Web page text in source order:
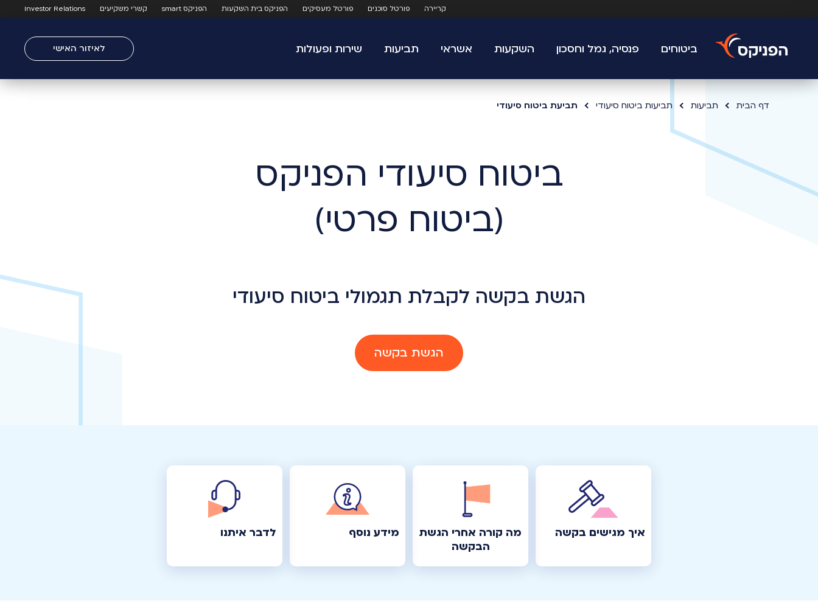
קריירה פורטל סוכנים פורטל מעסיקים הפניקס בית השקעות הפניקס smart קשרי משקיעים Investor Relations
ביטוחים פנסיה, גמל וחסכון השקעות אשראי תביעות שירות ופעולות לאיזור האישי
דף הבית תביעות תביעות ביטוח סיעודי תביעת ביטוח סיעודי
(ביטוח פרטי)
הגשת בקשה לקבלת תגמולי ביטוח סיעודי
הגשת בקשה
איך מגישים בקשה
מה קורה אחרי הגשת
הבקשה
מידע נוסף לדבר איתנו